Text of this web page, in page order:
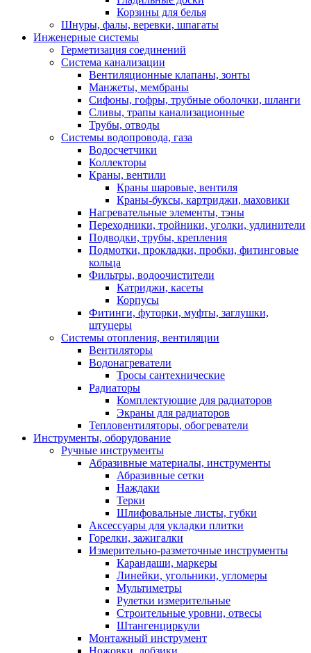
Корзины для белья
Шнуры, фалы, веревки, шпагаты
Инженерные системы
Герметизация соединений
Система канализации
Вентиляционные клапаны, зонты
Манжеты, мембраны
Сифоны, гофры, трубные оболочки, шланги
Сливы, трапы канализационные
Трубы, отводы
Системы водопровода, газа
Водосчетчики
Коллекторы
Краны, вентили
Краны шаровые, вентиля
Краны-буксы, картриджи, маховики
Нагревательные элементы, тэны
Переходники, тройники, уголки, удлинители
Подводки, трубы, крепления
Подмотки, прокладки, пробки, фитинговые
кольца
Фильтры, водоочистители
Катриджи, касеты
Корпусы
Фитинги, футорки, муфты, заглушки,
штуцеры
Системы отопления, вентиляции
Вентиляторы
Водонагреватели
Тросы сантехнические
Радиаторы
Комплектующие для радиаторов
Экраны для радиаторов
Тепловентиляторы, обогреватели
Инструменты, оборудование
Ручные инструменты
Абразивные материалы, инструменты
Абразивные сетки
Наждаки
Терки
Шлифовальные листы, губки
Аксессуары для укладки плитки
Горелки, зажигалки
Измерительно-разметочные инструменты
Карандаши, маркеры
Линейки, угольники, угломеры
Мультиметры
Рулетки измерительные
Строительные уровни, отвесы
Штангенциркули
Монтажный инструмент
Ножовки, лобзики